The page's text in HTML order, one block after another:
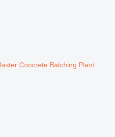
Concrete Batching Plant